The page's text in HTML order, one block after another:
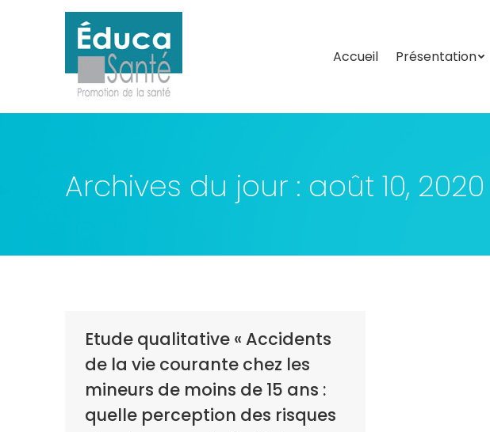
Accueil Présentation
Archives du jour : août 10, 2020
Etude qualitative « Accidents
de la vie courante chez les
mineurs de moins de 15 ans :
quelle perception des risques